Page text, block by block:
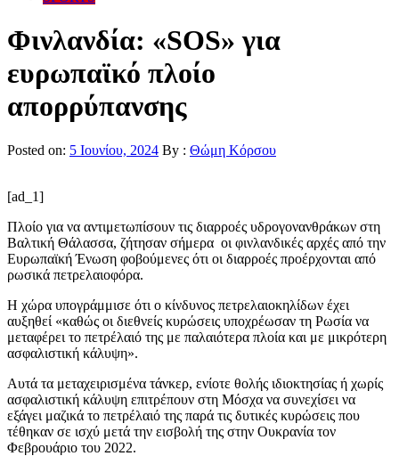
Φινλανδία: «SOS» για
ευρωπαϊκό πλοίο
απορρύπανσης
Posted on: 5 Ιουνίου, 2024 By : Θώμη Κόρσου
[ad_1]
Πλοίο για να αντιμετωπίσουν τις διαρροές υδρογονανθράκων στη
Βαλτική Θάλασσα, ζήτησαν σήμερα οι φινλανδικές αρχές από την
Ευρωπαϊκή Ένωση φοβούμενες ότι οι διαρροές προέρχονται από
ρωσικά πετρελαιοφόρα.
Η χώρα υπογράμμισε ότι ο κίνδυνος πετρελαιοκηλίδων έχει
αυξηθεί «καθώς οι διεθνείς κυρώσεις υποχρέωσαν τη Ρωσία να
μεταφέρει το πετρέλαιό της με παλαιότερα πλοία και με μικρότερη
ασφαλιστική κάλυψη».
Αυτά τα μεταχειρισμένα τάνκερ, ενίοτε θολής ιδιοκτησίας ή χωρίς
ασφαλιστική κάλυψη επιτρέπουν στη Μόσχα να συνεχίσει να
εξάγει μαζικά το πετρέλαιό της παρά τις δυτικές κυρώσεις που
τέθηκαν σε ισχύ μετά την εισβολή της στην Ουκρανία τον
Φεβρουάριο του 2022.